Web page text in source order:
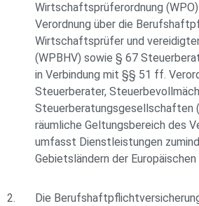
Wirtschaftsprüferordnung
Verordnung über die
Wirtschaftsprüfer und
(WPBHV) sowie § 67
in Verbindung mit §§ 51 ff.
Steuerberater,
Steuerberatungsgesellschaften
räumliche Geltungsbereich des
umfasst Dienstleistungen
Gebietsländern der Europäischen
Die